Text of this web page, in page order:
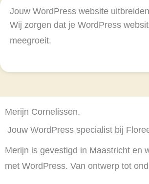
Jouw WordPress website
Wij zorgen dat je WordPress
meegroeit.
Merijn Cornelissen.
Jouw WordPress specialist bij
Merijn is gevestigd in Maastricht en
met WordPress. Van ontwerp tot